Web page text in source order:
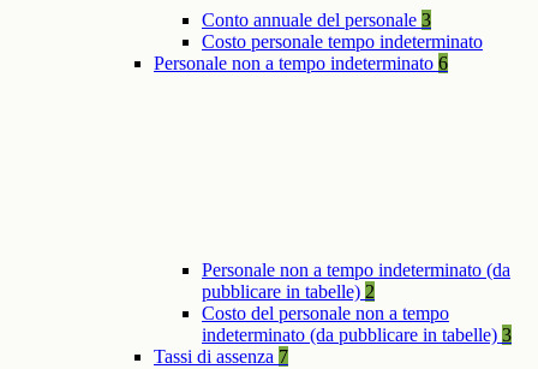
Conto annuale del personale 3
Costo personale tempo indeterminato
Personale non a tempo indeterminato 6
Personale non a tempo indeterminato (da
pubblicare in tabelle) 2
Costo del personale non a tempo
indeterminato (da pubblicare in tabelle) 3
Tassi di assenza 7